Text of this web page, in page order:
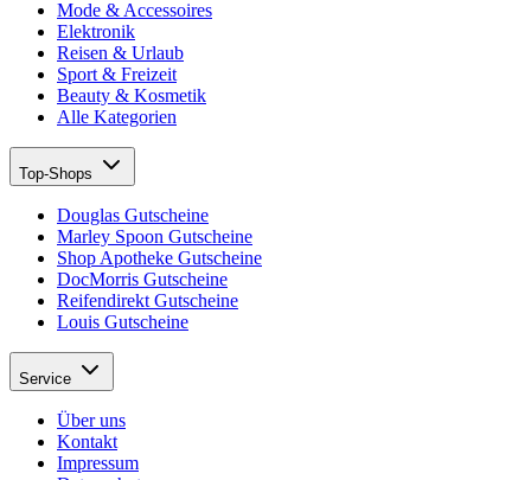
Mode & Accessoires
Elektronik
Reisen & Urlaub
Sport & Freizeit
Beauty & Kosmetik
Alle Kategorien
Top-Shops
Douglas Gutscheine
Marley Spoon Gutscheine
Shop Apotheke Gutscheine
DocMorris Gutscheine
Reifendirekt Gutscheine
Louis Gutscheine
Service
Über uns
Kontakt
Impressum